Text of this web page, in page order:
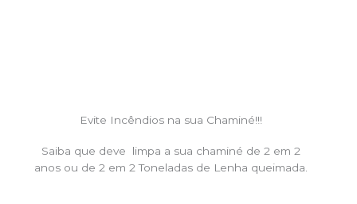
Evite Incêndios na sua Chaminé!!!
Saiba que deve limpa a sua chaminé de 2 em 2
anos ou de 2 em 2 Toneladas de Lenha queimada.